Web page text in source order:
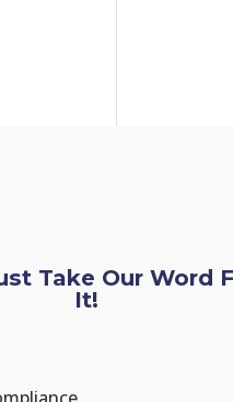
Take Our Word
It!